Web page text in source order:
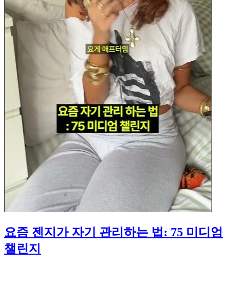
요즘 젠지가 자기 관리하는 법: 75 미디엄
챌린지